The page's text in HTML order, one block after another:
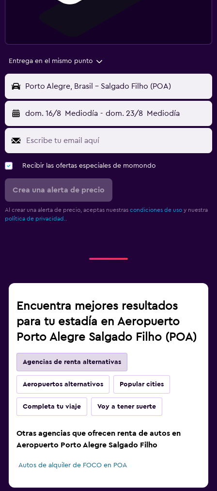
Entrega en el mismo punto
Porto Alegre, Brasil - Salgado Filho (POA)
dom. 16/8 Mediodía - dom. 23/8 Mediodía
Recibir las ofertas especiales de momondo
Crea una alerta de precio
Al crear una alerta de precio, aceptas nuestras condiciones de uso y nuestra
política de privacidad..
Encuentra mejores resultados
para tu estadía en Aeropuerto
Porto Alegre Salgado Filho (POA)
Agencias de renta alternativas
Aeropuertos alternativos Popular cities
Completa tu viaje Voy a tener suerte
Otras agencias que ofrecen renta de autos en
Aeropuerto Porto Alegre Salgado Filho
Autos de alquiler de FOCO en POA